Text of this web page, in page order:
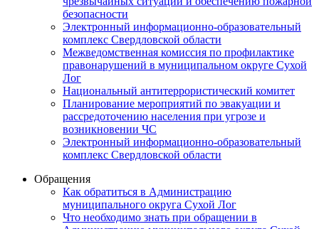
безопасности
Электронный информационно-образовательный
комплекс Cвердловской области
Межведомственная комиссия по профилактике
правонарушений в муниципальном округе Сухой
Лог
Национальный антитеррористический комитет
Планирование мероприятий по эвакуации и
рассредоточению населения при угрозе и
возникновении ЧС
Электронный информационно-образовательный
комплекс Свердловской области
Обращения
Как обратиться в Администрацию
муниципального округа Сухой Лог
Что необходимо знать при обращении в